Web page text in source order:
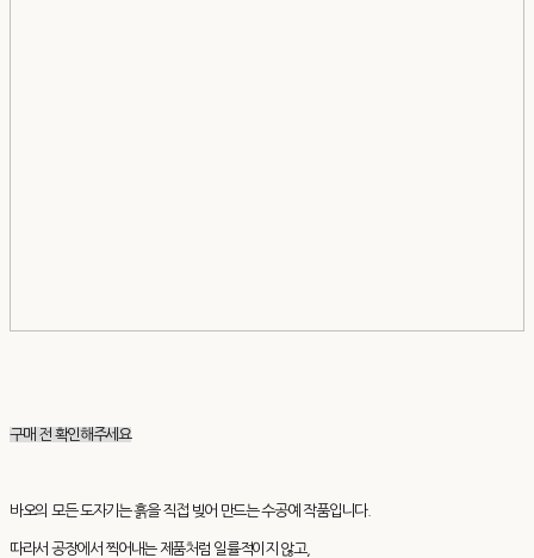
구매 전 확인해주세요
바오의 모든 도자기는 흙을 직접 빚어 만드는 수공예 작품입니다.
따라서 공장에서 찍어내는 제품처럼 일률적이지 않고,